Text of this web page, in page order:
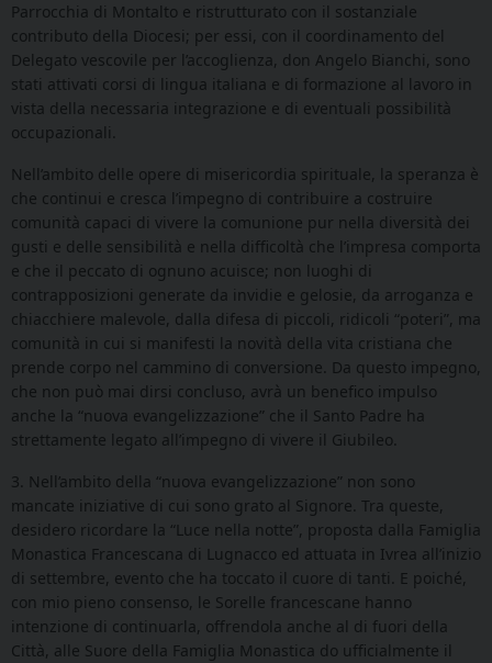
Parrocchia di Montalto e ristrutturato con il sostanziale
contributo della Diocesi; per essi, con il coordinamento del
Delegato vescovile per l’accoglienza, don Angelo Bianchi, sono
stati attivati corsi di lingua italiana e di formazione al lavoro in
vista della necessaria integrazione e di eventuali possibilità
occupazionali.
Nell’ambito delle opere di misericordia spirituale, la speranza è
che continui e cresca l’impegno di contribuire a costruire
comunità capaci di vivere la comunione pur nella diversità dei
gusti e delle sensibilità e nella difficoltà che l’impresa comporta
e che il peccato di ognuno acuisce; non luoghi di
contrapposizioni generate da invidie e gelosie, da arroganza e
chiacchiere malevole, dalla difesa di piccoli, ridicoli “poteri”, ma
comunità in cui si manifesti la novità della vita cristiana che
prende corpo nel cammino di conversione. Da questo impegno,
che non può mai dirsi concluso, avrà un benefico impulso
anche la “nuova evangelizzazione” che il Santo Padre ha
strettamente legato all’impegno di vivere il Giubileo.
3. Nell’ambito della “nuova evangelizzazione” non sono
mancate iniziative di cui sono grato al Signore. Tra queste,
desidero ricordare la “Luce nella notte”, proposta dalla Famiglia
Monastica Francescana di Lugnacco ed attuata in Ivrea all’inizio
di settembre, evento che ha toccato il cuore di tanti. E poiché,
con mio pieno consenso, le Sorelle francescane hanno
intenzione di continuarla, offrendola anche al di fuori della
Città, alle Suore della Famiglia Monastica do ufficialmente il